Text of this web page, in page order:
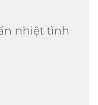
nhiệt tình